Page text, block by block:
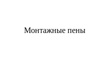
Монтажные пены